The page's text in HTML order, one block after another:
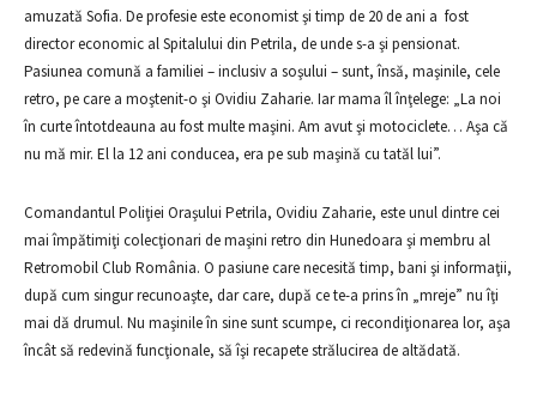
amuzată Sofia. De profesie este economist şi timp de 20 de ani a fost
director economic al Spitalului din Petrila, de unde s-a şi pensionat.
Pasiunea comună a familiei – inclusiv a soşului – sunt, însă, maşinile, cele
retro, pe care a moştenit-o şi Ovidiu Zaharie. Iar mama îl înţelege: „La noi
în curte întotdeauna au fost multe maşini. Am avut şi motociclete… Aşa că
nu mă mir. El la 12 ani conducea, era pe sub maşină cu tatăl lui”.
Comandantul Poliţiei Oraşului Petrila, Ovidiu Zaharie, este unul dintre cei
mai împătimiţi colecţionari de maşini retro din Hunedoara şi membru al
Retromobil Club România. O pasiune care necesită timp, bani şi informaţii,
după cum singur recunoaşte, dar care, după ce te-a prins în „mreje” nu îţi
mai dă drumul. Nu maşinile în sine sunt scumpe, ci recondiţionarea lor, aşa
încât să redevină funcţionale, să îşi recapete strălucirea de altădată.